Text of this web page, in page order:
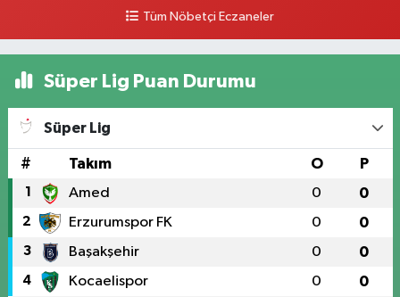
Tüm Nöbetçi Eczaneler
Süper Lig Puan Durumu
Süper Lig
# Takım O P
1 Amed 0 0
2 Erzurumspor FK 0 0
3 Başakşehir 0 0
4 Kocaelispor 0 0